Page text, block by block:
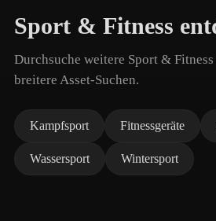
Sport & Fitness
Durchsuche weitere Sport &
breitere Asset-Suchen.
Kampfsport Fitnessgeräte
Wassersport Wintersport